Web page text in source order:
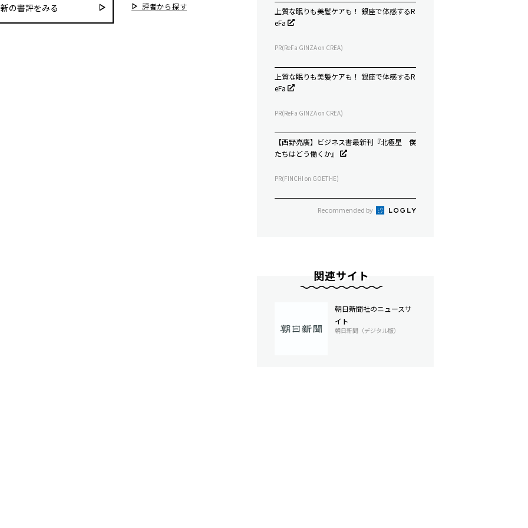
の書評をみる 評者から探す
上質な眠りも美髪ケアも！ 銀座で体感するR
eFa
PR(ReFa GINZA on CREA)
上質な眠りも美髪ケアも！ 銀座で体感するR
eFa
PR(ReFa GINZA on CREA)
【西野亮廣】ビジネス書最新刊『北極星 僕
たちはどう働くか』
PR(FINCHI on GOETHE)
Recommended by
関連サイト
朝日新聞社のニュースサ
イト
朝日新聞（デジタル版）